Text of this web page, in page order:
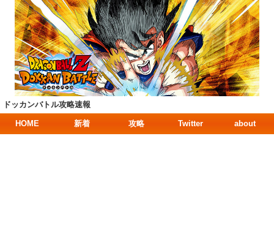
ドッカンバトル攻略速報
HOME 新着 攻略 Twitter about